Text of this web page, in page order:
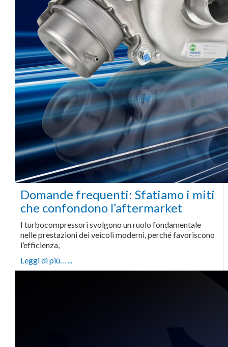
Domande frequenti: Sfatiamo i miti
che confondono l’aftermarket
I turbocompressori svolgono un ruolo fondamentale
nelle prestazioni dei veicoli moderni, perché favoriscono
l’efficienza,
Leggi di più… ...